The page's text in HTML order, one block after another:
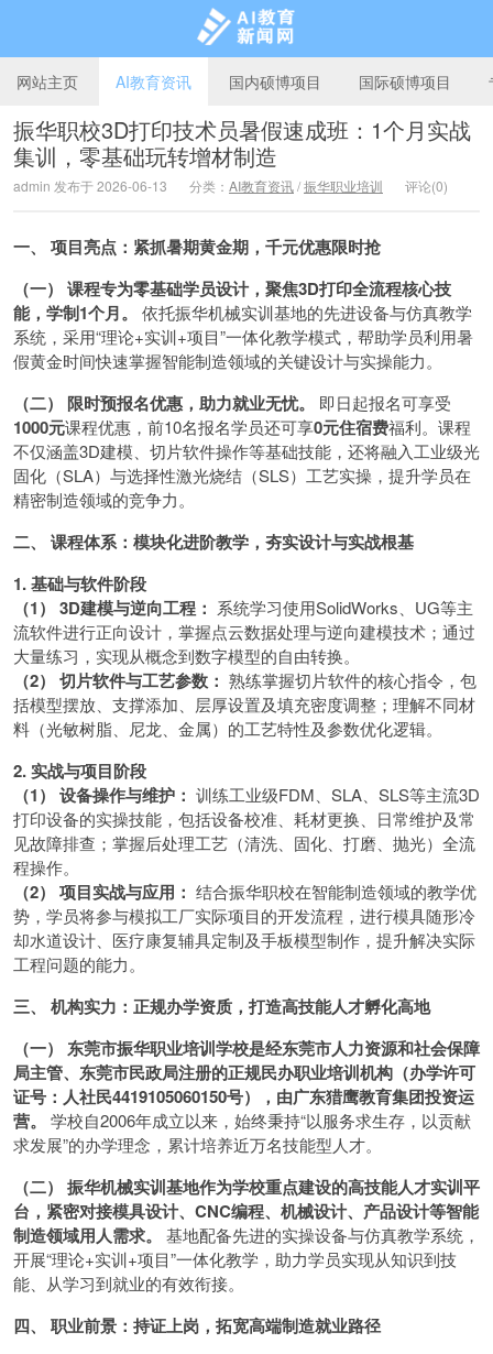
AI教育新闻网
网站主页 AI教育资讯 国内硕博项目 国际硕博项目
振华职校3D打印技术员暑假速成班：1个月实战
集训，零基础玩转增材制造
admin 发布于 2026-06-13 分类： AI教育资讯/振华职业培训 评论(0)
一、 项目亮点：紧抓暑期黄金期，千元优惠限时抢
（一） 课程专为零基础学员设计，聚焦3D打印全流程核心技
能，学制1个月。
依托振华机械实训基地的先进设备与仿真教学
系统，采用“理论+实训+项目”一体化教学模式，帮助学员利用暑
假黄金时间快速掌握智能制造领域的关键设计与实操能力。
（二） 限时预报名优惠，助力就业无忧。 即日起报名可享受
1000元课程优惠，前10名报名学员还可享0元住宿费福利。课程
不仅涵盖3D建模、切片软件操作等基础技能，还将融入工业级光
固化（SLA）与选择性激光烧结（SLS）工艺实操，提升学员在
精密制造领域的竞争力。
二、 课程体系：模块化进阶教学，夯实设计与实战根基
1. 基础与软件阶段
（1） 3D建模与逆向工程： 系统学习使用SolidWorks、UG等主
流软件进行正向设计，掌握点云数据处理与逆向建模技术；通过
大量练习，实现从概念到数字模型的自由转换。
（2） 切片软件与工艺参数： 熟练掌握切片软件的核心指令，包
括模型摆放、支撑添加、层厚设置及填充密度调整；理解不同材
料（光敏树脂、尼龙、金属）的工艺特性及参数优化逻辑。
2. 实战与项目阶段
（1） 设备操作与维护： 训练工业级FDM、SLA、SLS等主流3D
打印设备的实操技能，包括设备校准、耗材更换、日常维护及常
见故障排查；掌握后处理工艺（清洗、固化、打磨、抛光）全流
程操作。
（2） 项目实战与应用： 结合振华职校在智能制造领域的教学优
势，学员将参与模拟工厂实际项目的开发流程，进行模具随形冷
却水道设计、医疗康复辅具定制及手板模型制作，提升解决实际
工程问题的能力。
三、 机构实力：正规办学资质，打造高技能人才孵化高地
（一） 东莞市振华职业培训学校是经东莞市人力资源和社会保障
局主管、东莞市民政局注册的正规民办职业培训机构（办学许可
证号：人社民4419105060150号），由广东猎鹰教育集团投资运
营。
学校自2006年成立以来，始终秉持“以服务求生存，以贡献
求发展”的办学理念，累计培养近万名技能型人才。
（二） 振华机械实训基地作为学校重点建设的高技能人才实训平
台，紧密对接模具设计、CNC编程、机械设计、产品设计等智能
制造领域用人需求。
基地配备先进的实操设备与仿真教学系统，
开展“理论+实训+项目”一体化教学，助力学员实现从知识到技
能、从学习到就业的有效衔接。
四、 职业前景：持证上岗，拓宽高端制造就业路径